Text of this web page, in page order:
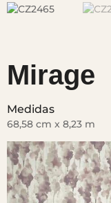
Mirage
Medidas
68,58 cm x 8,23 m